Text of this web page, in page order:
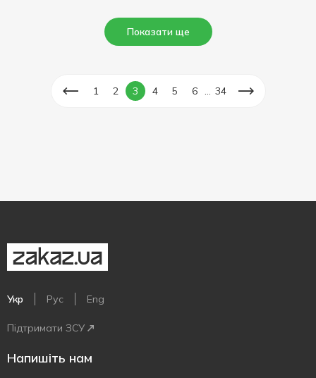
Показати ще
1 2 3 4 5 6 34
Укр Рус Eng
Підтримати ЗСУ
Напишіть нам